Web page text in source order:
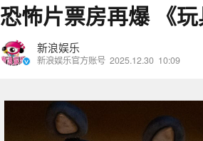
恐怖片票房再爆 《
新浪娱乐
新浪娱乐官方账号 2025.12.30 10:09